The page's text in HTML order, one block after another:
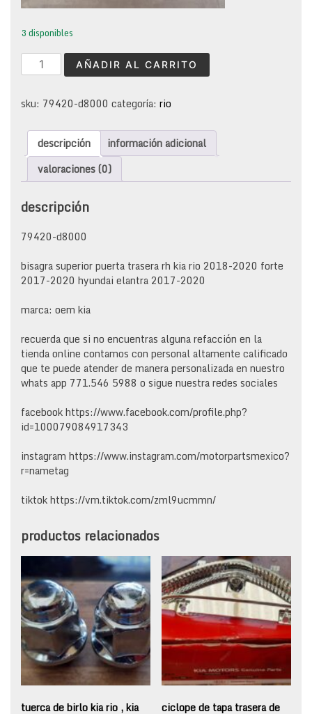
3 disponibles
bisagra
superior
trasera
kia
2018-
2020
2017-
hyundai
2017-
2020
AÑADIR AL CARRITO
sku: 79420-d8000 categoría: rio
descripción
información adicional
valoraciones (0)
descripción
79420-d8000
bisagra superior puerta trasera rh kia rio 2018-2020 forte
2017-2020 hyundai elantra 2017-2020
marca: oem kia
recuerda que si no encuentras alguna refacción en la
tienda online contamos con personal altamente calificado
que te puede atender de manera personalizada en nuestro
whats app 771.546 5988 o sigue nuestra redes sociales
facebook https://www.facebook.com/profile.php?
id=100079084917343
instagram https://www.instagram.com/motorpartsmexico?
r=nametag
tiktok https://vm.tiktok.com/zml9ucmmn/
productos relacionados
tuerca de birlo kia rio , kia
ciclope de tapa trasera de